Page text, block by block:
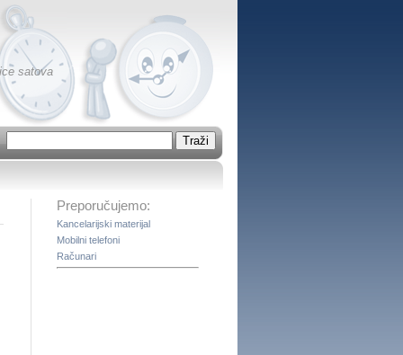
satova
Preporučujemo:
Kancelarijski materijal
Mobilni telefoni
Računari